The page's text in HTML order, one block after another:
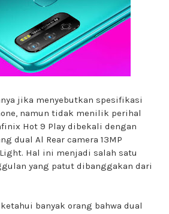
jika menyebutkan spesifikasi
namun tidak menilik perihal
Hot 9 Play dibekali dengan
dual Al Rear camera 13MP
Hal ini menjadi salah satu
yang patut dibanggakan dari
banyak orang bahwa dual